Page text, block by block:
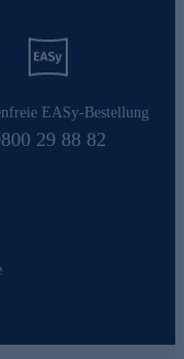
EASy-Bestellung
29 88 82